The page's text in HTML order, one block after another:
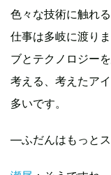
色々な技術に触れ
仕事は多岐に渡り
ブとテクノロジー
考える、考えたア
多いです。
—ふだんはもっとス